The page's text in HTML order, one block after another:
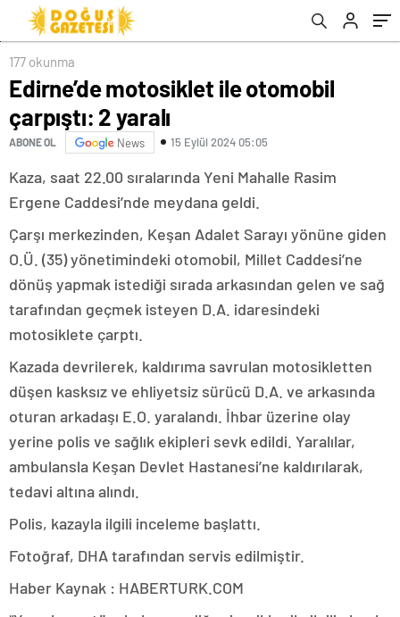
177 okunma
Edirne’de motosiklet ile otomobil
çarpıştı: 2 yaralı
ABONE OL News 15 Eylül 2024 05:05
Kaza, saat 22.00 sıralarında Yeni Mahalle Rasim
Ergene Caddesi’nde meydana geldi.
Çarşı merkezinden, Keşan Adalet Sarayı yönüne giden
O.Ü. (35) yönetimindeki otomobil, Millet Caddesi’ne
dönüş yapmak istediği sırada arkasından gelen ve sağ
tarafından geçmek isteyen D.A. idaresindeki
motosiklete çarptı.
Kazada devrilerek, kaldırıma savrulan motosikletten
düşen kasksız ve ehliyetsiz sürücü D.A. ve arkasında
oturan arkadaşı E.O. yaralandı. İhbar üzerine olay
yerine polis ve sağlık ekipleri sevk edildi. Yaralılar,
ambulansla Keşan Devlet Hastanesi’ne kaldırılarak,
tedavi altına alındı.
Polis, kazayla ilgili inceleme başlattı.
Fotoğraf, DHA tarafından servis edilmiştir.
Haber Kaynak : HABERTURK.COM